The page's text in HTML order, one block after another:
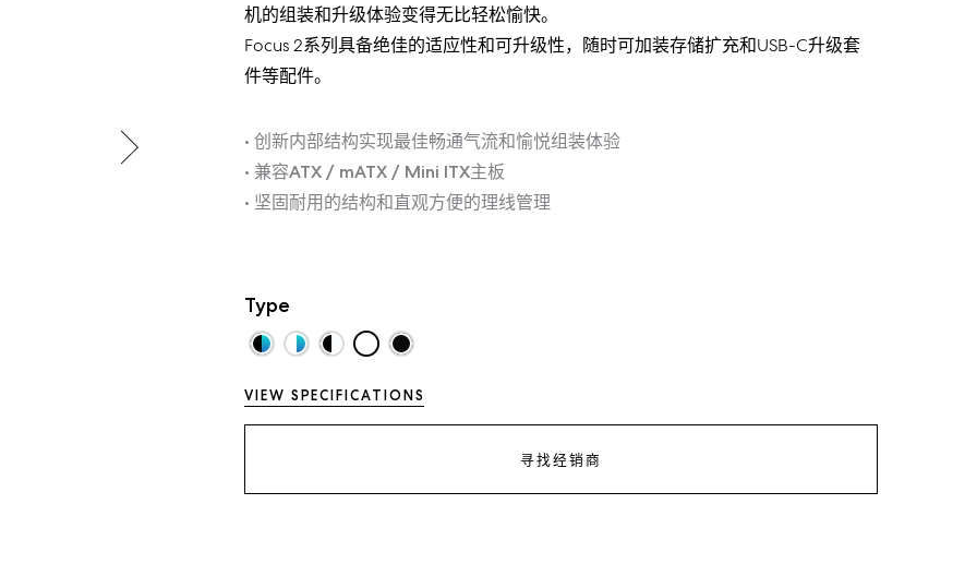
机的组装和升级体验变得无比轻松愉快。
Focus 2系列具备绝佳的适应性和可升级性，随时可加装存储扩充和USB-C升级套
件等配件。
• 创新内部结构实现最佳畅通气流和愉悦组装体验
• 兼容ATX / mATX / Mini ITX主板
• 坚固耐用的结构和直观方便的理线管理
Type
VIEW SPECIFICATIONS
寻找经销商